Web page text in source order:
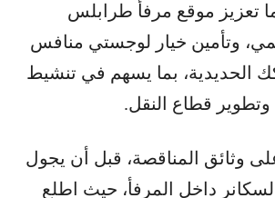
تعزيز موقع مرفأ طرابلس
وتأمين خيار لوجستي منافس
الحديدية، بما يسهم في تنشيط
وتطوير قطاع النقل.
وثائق المناقصة، قبل أن يجول
داخل المرفأ، حيث اطلع